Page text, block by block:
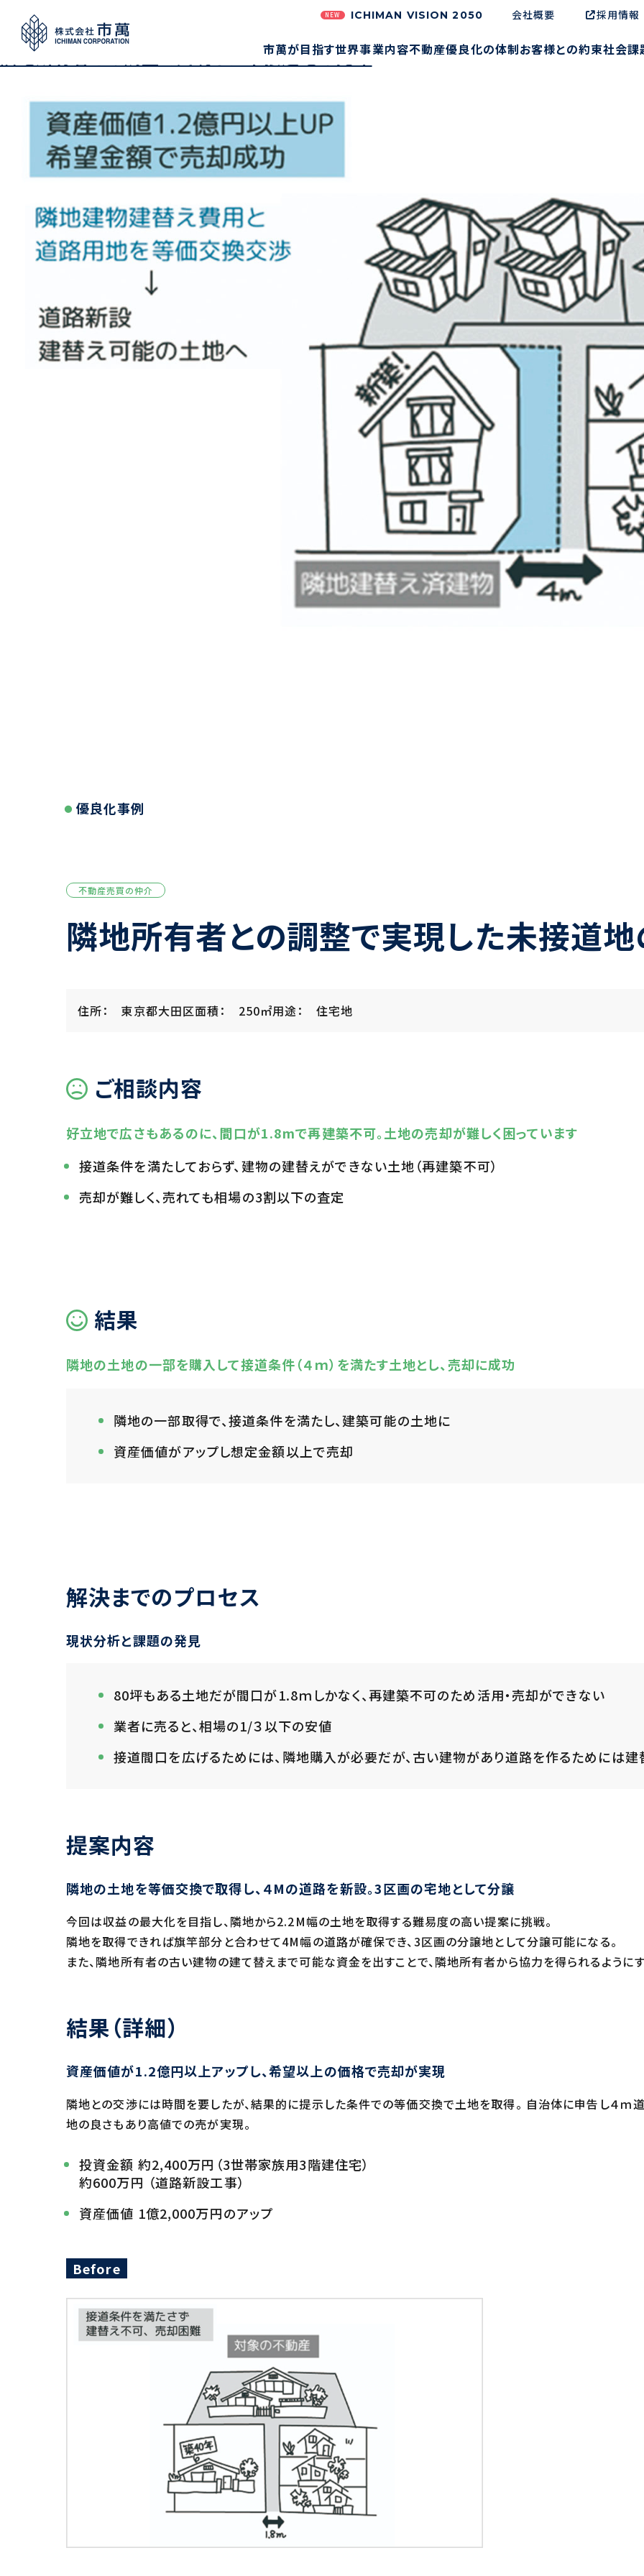
NEW ICHIMAN VISION 2050 会社概要 採用情報
市萬が目指す世界事業内容不動産優良化の体制お客様との約束社会課
優良化事例のカテゴリー: 権利調整
隣地所有者との調整で実現した未接道地の売却
優良化事例
不動産売買の仲介
隣地所有者との調整で実現した未接道
住所： 東京都大田区面積： 250㎡用途： 住宅地
ご相談内容
好立地で広さもあるのに、間口が1.8mで再建築不可。土地の売却が難しく困っています
接道条件を満たしておらず、建物の建替えができない土地（再建築不可）
売却が難しく、売れても相場の3割以下の査定
結果
隣地の土地の一部を購入して接道条件（４ｍ）を満たす土地とし、売却に成功
隣地の一部取得で、接道条件を満たし、建築可能の土地に
資産価値がアップし想定金額以上で売却
解決までのプロセス
現状分析と課題の発見
80坪もある土地だが間口が1.8ｍしかなく、再建築不可のため活用・売却ができない
業者に売ると、相場の1/３以下の安値
接道間口を広げるためには、隣地購入が必要だが、古い建物があり道路を作るためには
提案内容
隣地の土地を等価交換で取得し、４Mの道路を新設。3区画の宅地として分譲
今回は収益の最大化を目指し、隣地から2.2M幅の土地を取得する難易度の高い提案に挑戦。
隣地を取得できれば旗竿部分と合わせて4M幅の道路が確保でき、3区画の分譲地として分譲可能になる。
また、隣地所有者の古い建物の建て替えまで可能な資金を出すことで、隣地所有者から協力を得られるようにす
結果（詳細）
資産価値が1.2億円以上アップし、希望以上の価格で売却が実現
隣地との交渉には時間を要したが、結果的に提示した条件での等価交換で土地を取得。 自治体に申告し４ｍ
地の良さもあり高値での売が実現。
投資金額 約2,400万円（3世帯家族用3階建住宅）
約600万円 （道路新設工事）
資産価値 1億2,000万円のアップ
Before